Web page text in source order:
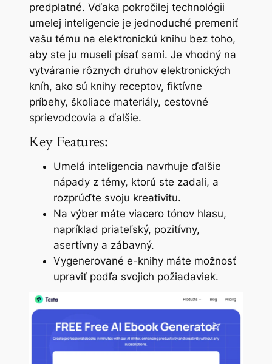
predplatné. Vďaka pokročilej technológii
umelej inteligencie je jednoduché premeniť
vašu tému na elektronickú knihu bez toho,
aby ste ju museli písať sami. Je vhodný na
vytváranie rôznych druhov elektronických
kníh, ako sú knihy receptov, fiktívne
príbehy, školiace materiály, cestovné
sprievodcovia a ďalšie.
Key Features:
Umelá inteligencia navrhuje ďalšie
nápady z témy, ktorú ste zadali, a
rozprúďte svoju kreativitu.
Na výber máte viacero tónov hlasu,
napríklad priateľský, pozitívny,
asertívny a zábavný.
Vygenerované e-knihy máte možnosť
upraviť podľa svojich požiadaviek.